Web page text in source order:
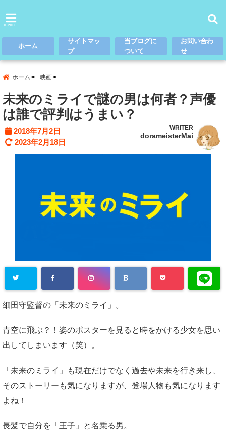
menu
ホーム
サイトマッ
プ
当ブログに
ついて
お問い合わ
せ
ホーム 映画
未来のミライで謎の男は何者？声優
は誰で評判はうまい？
2018年7月2日
2023年2月18日
WRITER
dorameisterMai
細田守監督の「未来のミライ」。
青空に飛ぶ？！姿のポスターを見ると時をかける少女を思い
出してしまいます（笑）。
「未来のミライ」も現在だけでなく過去や未来を行き来し、
そのストーリーも気になりますが、登場人物も気になります
よね！
長髪で自分を「王子」と名乗る男。